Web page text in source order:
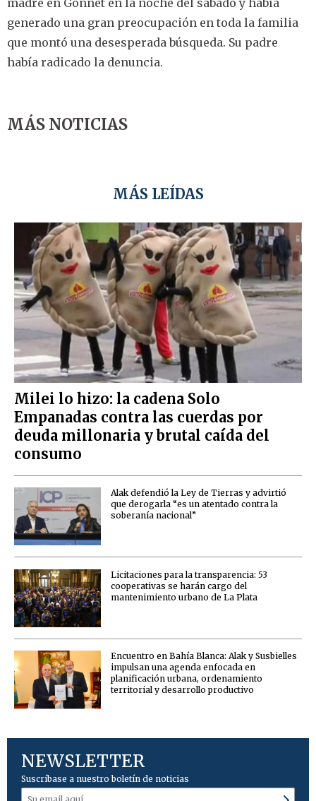
generado una gran preocupación en toda la familia
que montó una desesperada búsqueda. Su padre
había radicado la denuncia.
MÁS NOTICIAS
MÁS LEÍDAS
Milei lo hizo: la cadena Solo
Empanadas contra las cuerdas por
deuda millonaria y brutal caída del
consumo
Alak defendió la Ley de Tierras y advirtió
que derogarla “es un atentado contra la
soberanía nacional”
Licitaciones para la transparencia: 53
cooperativas se harán cargo del
mantenimiento urbano de La Plata
Encuentro en Bahía Blanca: Alak y Susbielles
impulsan una agenda enfocada en
planificación urbana, ordenamiento
territorial y desarrollo productivo
NEWSLETTER
Suscríbase a nuestro boletín de noticias